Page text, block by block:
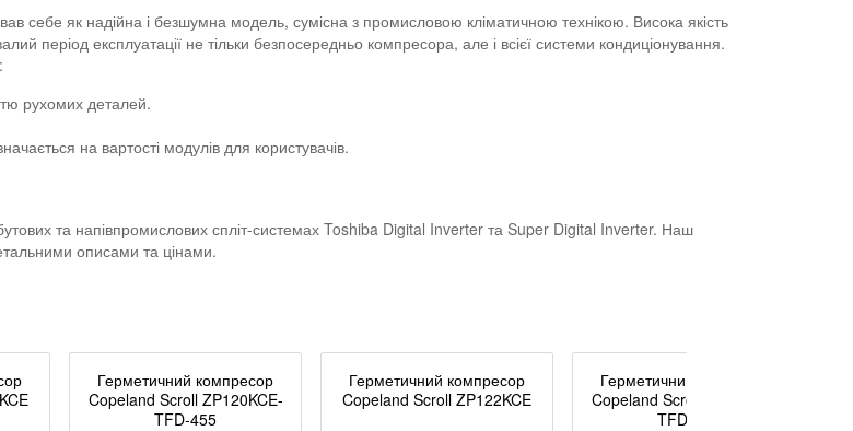
себе як надійна і безшумна модель, сумісна з промисловою кліматичною технікою. Висока якість
період експлуатації не тільки безпосередньо компресора, але і всієї системи кондиціонування.
рухомих деталей.
на вартості модулів для користувачів.
та напівпромислових спліт-системах Toshiba Digital Inverter та Super Digital Inverter. Наш
описами та цінами.
Герметичний компресор
Copeland Scroll ZP120KCE-
TFD-455
Герметичний компресор
Copeland Scroll ZP122KCE
Герметичний компресор
Copeland Scroll ZP137KCE-
TFD-455